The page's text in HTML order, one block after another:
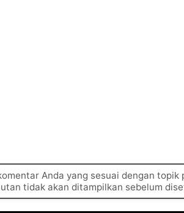
Anda yang sesuai dengan topik
tidak akan ditampilkan sebelum